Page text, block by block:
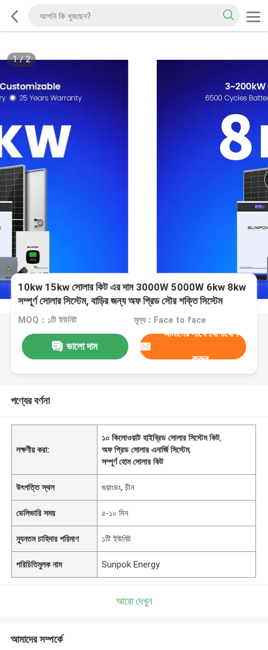
1/2
10kw 15kw সোলার কিট এর দাম 3000W 5000W 6kw 8kw
সম্পূর্ণ সোলার সিস্টেম, বাড়ির জন্য অফ গ্রিড সৌর শক্তি সিস্টেম
MOQ：১টি ইউনিট মূল্য：Face to face
ভালো দাম
আমাদের সাথে যোগাযোগ
করুন
পণ্যের বর্ণনা
লক্ষণীয় করা:
১০ কিলোওয়াট হাইব্রিড সোলার সিস্টেম কিট,
অফ গ্রিড সোলার এনার্জি সিস্টেম,
সম্পূর্ণ হোম সোলার কিট
উৎপত্তি স্থল গুয়াংডং, চীন
ডেলিভারি সময় ৫-১০ দিন
ন্যূনতম চাহিদার পরিমাণ ১টি ইউনিট
পরিচিতিমুলক নাম Sunpok Energy
আরো দেখুন
আমাদের সম্পর্কে